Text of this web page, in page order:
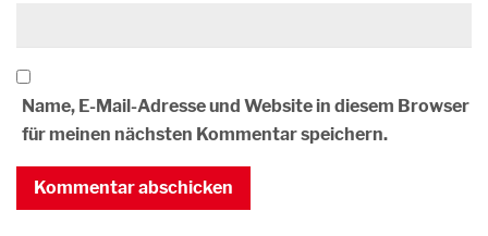
Name, E-Mail-Adresse und Website in diesem Browser
für meinen nächsten Kommentar speichern.